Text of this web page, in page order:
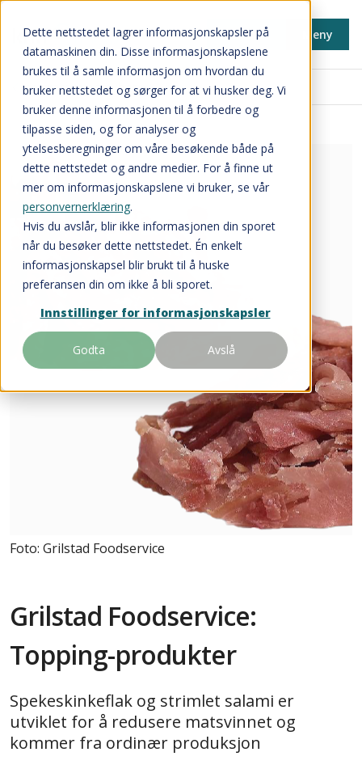
Dette nettstedet lagrer informasjonskapsler på
datamaskinen din. Disse informasjonskapslene
brukes til å samle informasjon om hvordan du
bruker nettstedet og sørger for at vi husker deg. Vi
bruker denne informasjonen til å forbedre og
tilpasse siden, og for analyser og
ytelsesberegninger om våre besøkende både på
dette nettstedet og andre medier. For å finne ut
mer om informasjonskapslene vi bruker, se vår
personvernerklæring.
Hvis du avslår, blir ikke informasjonen din sporet
når du besøker dette nettstedet. Én enkelt
informasjonskapsel blir brukt til å huske
preferansen din om ikke å bli sporet.
Innstillinger for informasjonskapsler
Godta Avslå
Min side Meny
Inspirasjon og nyheter
Foto: Grilstad Foodservice
Grilstad Foodservice:
Topping-produkter
Spekeskinkeflak og strimlet salami er
utviklet for å redusere matsvinnet og
kommer fra ordinær produksjon